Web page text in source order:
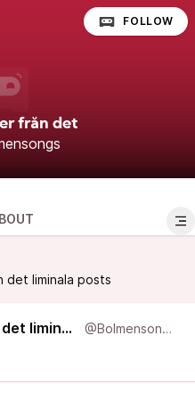
från det
FOLLOW
det liminala posts
Bolmen: Sånger från det liminala @Bolmensongs